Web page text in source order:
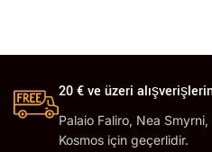
20 € ve üzeri
Palaio Faliro, Nea
Kosmos için geçerlidir.